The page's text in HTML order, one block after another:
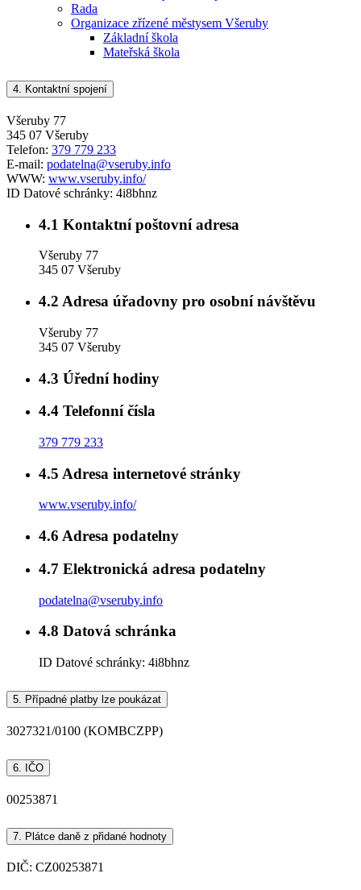
Rada
Organizace zřízené městysem Všeruby
Základní škola
Mateřská škola
4. Kontaktní spojení
Všeruby 77
345 07 Všeruby
Telefon: 379 779 233
E-mail: podatelna@vseruby.info
WWW: www.vseruby.info/
ID Datové schránky: 4i8bhnz
4.1 Kontaktní poštovní adresa
Všeruby 77
345 07 Všeruby
4.2 Adresa úřadovny pro osobní návštěvu
Všeruby 77
345 07 Všeruby
4.3 Úřední hodiny
4.4 Telefonní čísla
379 779 233
4.5 Adresa internetové stránky
www.vseruby.info/
4.6 Adresa podatelny
4.7 Elektronická adresa podatelny
podatelna@vseruby.info
4.8 Datová schránka
ID Datové schránky: 4i8bhnz
5. Případné platby lze poukázat
3027321/0100 (KOMBCZPP)
6. IČO
00253871
7. Plátce daně z přidané hodnoty
DIČ: CZ00253871